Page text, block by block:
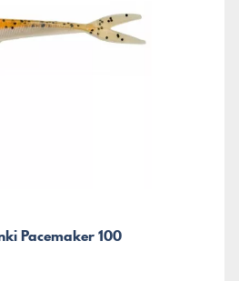
Pacemaker 100